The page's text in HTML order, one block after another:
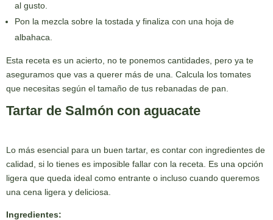
al gusto.
Pon la mezcla sobre la tostada y finaliza con una hoja de
albahaca.
Esta receta es un acierto, no te ponemos cantidades, pero ya te
aseguramos que vas a querer más de una. Calcula los tomates
que necesitas según el tamaño de tus rebanadas de pan.
Tartar de Salmón con aguacate
Lo más esencial para un buen tartar, es contar con ingredientes de
calidad, si lo tienes es imposible fallar con la receta. Es una opción
ligera que queda ideal como entrante o incluso cuando queremos
una cena ligera y deliciosa.
Ingredientes: